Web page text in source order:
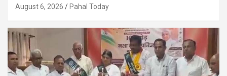
August 6, 2026 Pahal Today